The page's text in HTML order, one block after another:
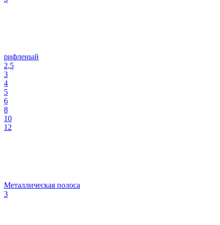
рифленый
2,5
3
4
5
6
8
10
12
Металлическая полоса
3